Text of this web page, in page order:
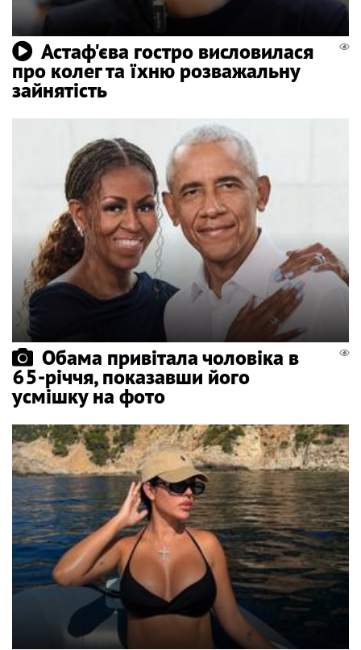
Астаф'єва гостро висловилася
про колег та їхню розважальну
зайнятість
Обама привітала чоловіка в
65-річчя, показавши його
усмішку на фото